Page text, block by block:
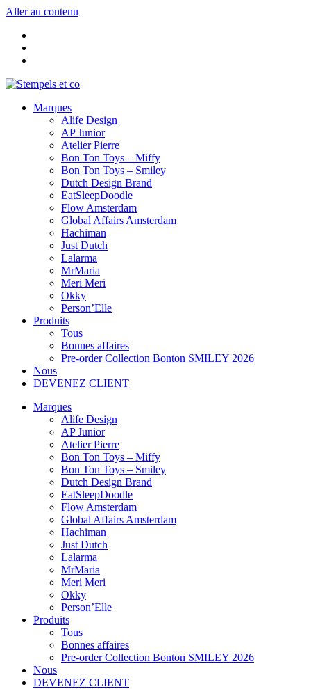
Aller au contenu
Marques
Alife Design
AP Junior
Atelier Pierre
Bon Ton Toys – Miffy
Bon Ton Toys – Smiley
Dutch Design Brand
EatSleepDoodle
Flow Amsterdam
Global Affairs Amsterdam
Hachiman
Just Dutch
Lalarma
MrMaria
Meri Meri
Okky
Person’Elle
Produits
Tous
Bonnes affaires
Pre-order Collection Bonton SMILEY 2026
Nous
DEVENEZ CLIENT
Marques
Alife Design
AP Junior
Atelier Pierre
Bon Ton Toys – Miffy
Bon Ton Toys – Smiley
Dutch Design Brand
EatSleepDoodle
Flow Amsterdam
Global Affairs Amsterdam
Hachiman
Just Dutch
Lalarma
MrMaria
Meri Meri
Okky
Person’Elle
Produits
Tous
Bonnes affaires
Pre-order Collection Bonton SMILEY 2026
Nous
DEVENEZ CLIENT